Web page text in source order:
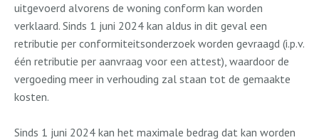
uitgevoerd alvorens de woning conform kan worden
verklaard. Sinds 1 juni 2024 kan aldus in dit geval een
retributie per conformiteitsonderzoek worden gevraagd (i.p.v.
één retributie per aanvraag voor een attest), waardoor de
vergoeding meer in verhouding zal staan tot de gemaakte
kosten.
Sinds 1 juni 2024 kan het maximale bedrag dat kan worden